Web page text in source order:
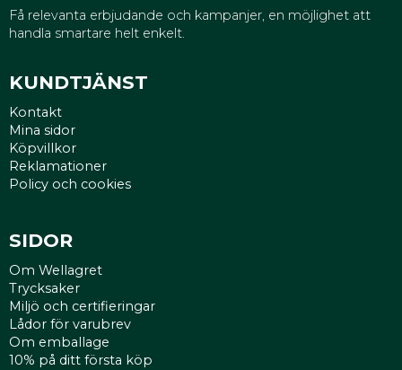
Få relevanta erbjudande och kampanjer, en möjlighet att
handla smartare helt enkelt.
KUNDTJÄNST
Kontakt
Mina sidor
Köpvillkor
Reklamationer
Policy och cookies
SIDOR
Om Wellagret
Trycksaker
Miljö och certifieringar
Lådor för varubrev
Om emballage
10% på ditt första köp